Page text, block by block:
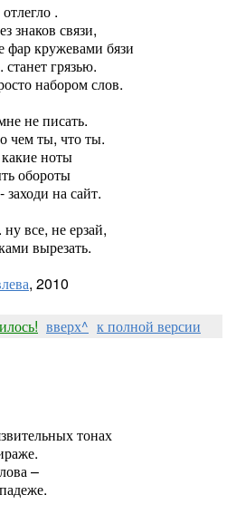
.
знаков связи,
фар кружевами бязи
грязью.
набором слов.
не писать.
чем ты, что ты.
ноты
обороты
на сайт.
все, не ерзай,
вырезать.
, 2010
вверх^ к полной версии
тонах
–